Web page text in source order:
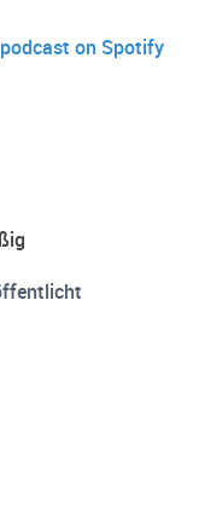
dann auch Jens
zusammen mit
und sogar eine
Link findet ihr auf
on Spotify